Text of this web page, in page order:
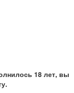
18 лет, вы